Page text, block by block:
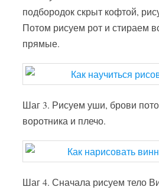
подбородок скрыт кофтой,
Потом рисуем рот и стираем
прямые.
Шаг 3. Рисуем уши, брови
воротника и плечо.
Шаг 4. Сначала рисуем тело